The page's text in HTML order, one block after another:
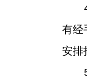
有经
安排